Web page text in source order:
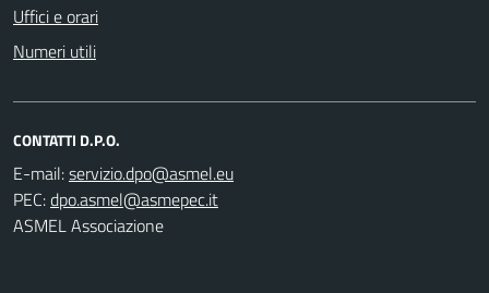
Uffici e orari
Numeri utili
CONTATTI D.P.O.
E-mail:
PEC:
ASMEL Associazione